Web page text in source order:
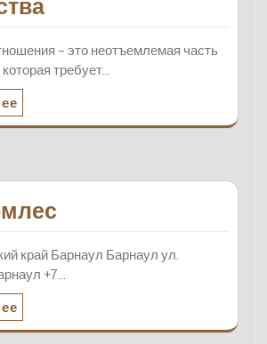
– это неотъемлемая часть
требует…
край Барнаул Барнаул ул.
+7…